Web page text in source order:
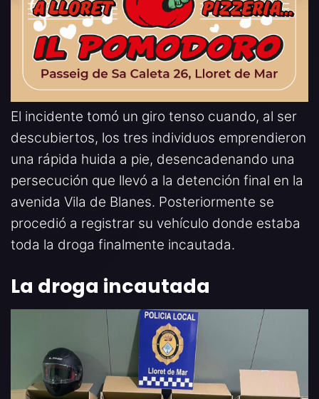
El incidente tomó un giro tenso cuando, al ser
descubiertos, los tres individuos emprendieron
una rápida huida a pie, desencadenando una
persecución que llevó a la detención final en la
avenida Vila de Blanes. Posteriormente se
procedió a registrar su vehículo donde estaba
toda la droga finalmente incautada.
La droga incautada